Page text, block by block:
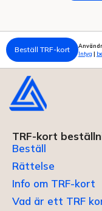
Beställ TRF-kort
Intyg |
TRF-kort
Beställ
Rättelse
Info om TRF-kort
Vad är ett TRF